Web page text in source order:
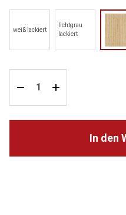
weiß lackiert
lichtgrau
lackiert
In den